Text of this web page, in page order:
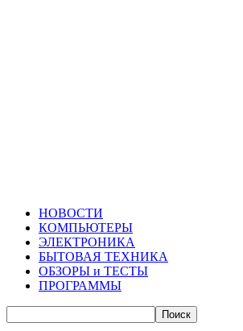
НОВОСТИ
КОМПЬЮТЕРЫ
ЭЛЕКТРОНИКА
БЫТОВАЯ ТЕХНИКА
ОБЗОРЫ и ТЕСТЫ
ПРОГРАММЫ
Поиск